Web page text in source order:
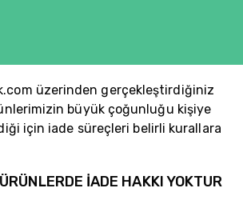
üzerinden gerçekleştirdiğiniz
büyük çoğunluğu kişiye
için iade süreçleri belirli kurallara
İADE HAKKI YOKTUR